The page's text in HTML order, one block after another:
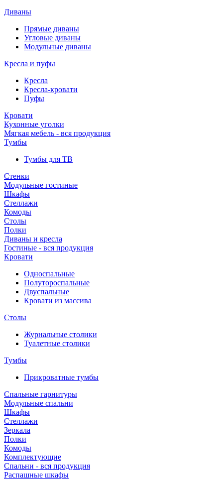
Диваны
Прямые диваны
Угловые диваны
Модульные диваны
Кресла и пуфы
Кресла
Кресла-кровати
Пуфы
Кровати
Кухонные уголки
Мягкая мебель - вся продукция
Тумбы
Тумбы для ТВ
Стенки
Модульные гостиные
Шкафы
Стеллажи
Комоды
Столы
Полки
Диваны и кресла
Гостиные - вся продукция
Кровати
Односпальные
Полутороспальные
Двуспальные
Кровати из массива
Столы
Журнальные столики
Туалетные столики
Тумбы
Прикроватные тумбы
Спальные гарнитуры
Модульные спальни
Шкафы
Стеллажи
Зеркала
Полки
Комоды
Комплектующие
Спальни - вся продукция
Распашные шкафы